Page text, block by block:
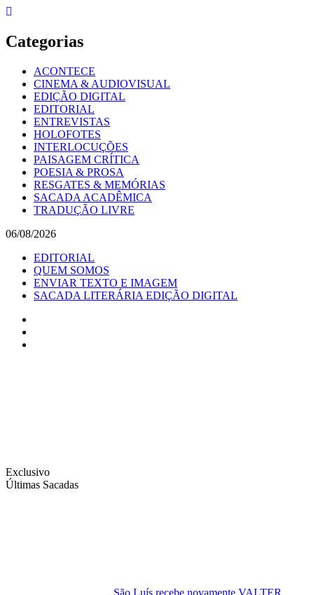
Skip
content
Categorias
ACONTECE
CINEMA & AUDIOVISUAL
EDIÇÃO DIGITAL
EDITORIAL
ENTREVISTAS
HOLOFOTES
INTERLOCUÇÕES
PAISAGEM CRÍTICA
POESIA & PROSA
RESGATES & MEMÓRIAS
SACADA ACADÊMICA
TRADUÇÃO LIVRE
06/08/2026
EDITORIAL
QUEM SOMOS
ENVIAR TEXTO E IMAGEM
SACADA LITERÁRIA EDIÇÃO DIGITAL
Exclusivo
Últimas Sacadas
São Luís recebe novamente VALTER